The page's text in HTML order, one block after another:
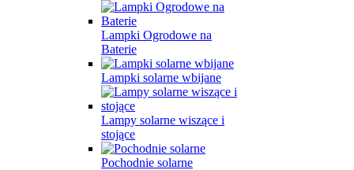
Lampki Ogrodowe na
Baterie
Lampki solarne wbijane
Lampy solarne wiszące i
stojące
Pochodnie solarne